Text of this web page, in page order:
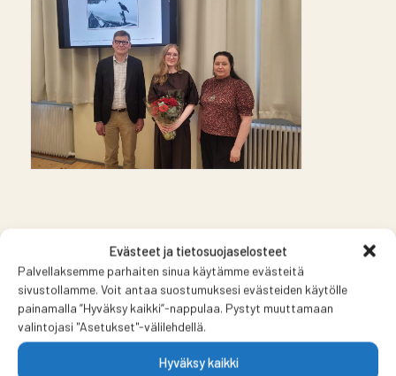
Evästeet ja tietosuojaselosteet
Palvellaksemme parhaiten sinua käytämme evästeitä
sivustollamme. Voit antaa suostumuksesi evästeiden käytölle
painamalla ”Hyväksy kaikki”-nappulaa. Pystyt muuttamaan
valintojasi "Asetukset"-välilehdellä.
Hyväksy kaikki